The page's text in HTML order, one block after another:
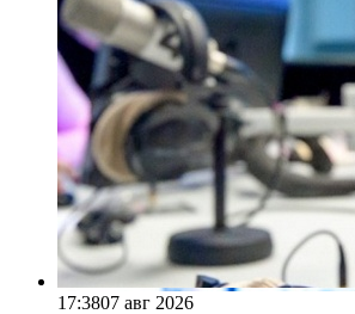
17:3807 авг 2026